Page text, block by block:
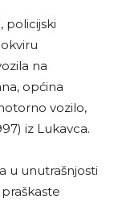
policijski
na
općina
vozilo,
iz Lukavca.
u unutrašnjosti